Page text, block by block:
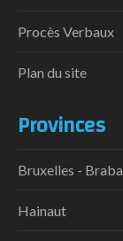
Procès Verbaux
Plan du site
Provinces
Bruxelles -
Hainaut